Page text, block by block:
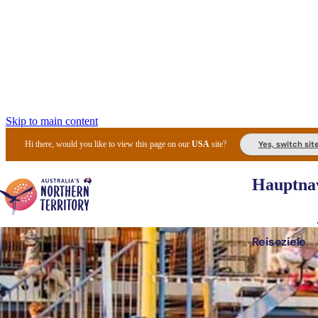
Skip to main content
Hi there, would you like to view this page on ourUSA site? Yes, switch
Reiseziele